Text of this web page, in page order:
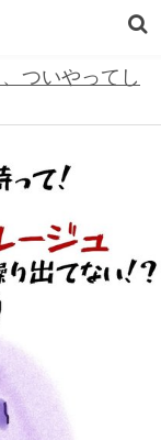
ついやってし